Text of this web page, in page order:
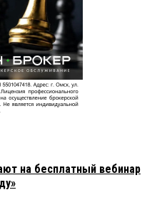
на бесплатный вебинар